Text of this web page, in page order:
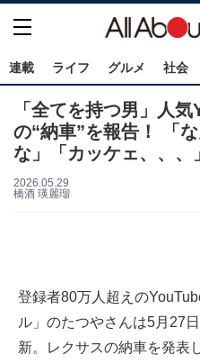
連載 ライフ グルメ 社会
「全てを持つ男」人
の“納車”を報告！ 「
な」「カッケェ、、、」
2026.05.29
橋酒 瑛麗瑠
登録者80万人超えの
ル」のたつやさんは5月27
新。レクサスの納車を発表